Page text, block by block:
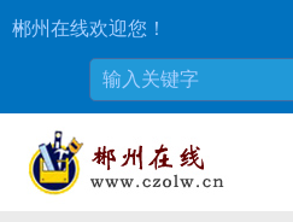
郴州在线欢迎您！